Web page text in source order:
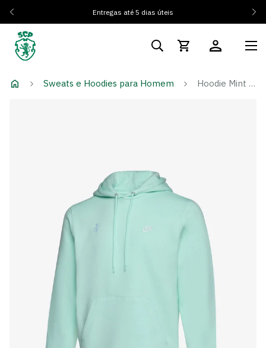
Entregas até 5 dias úteis
Sweats e Hoodies para Homem Hoodie Mint Foam